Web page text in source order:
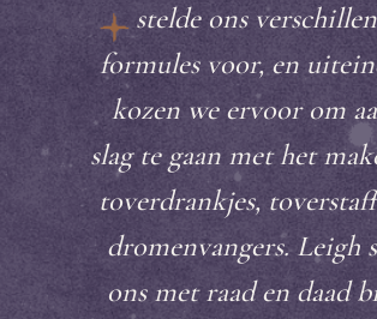
stelde ons
formules voor, en
kozen we ervoor om
slag te gaan met het
toverdrankjes,
dromenvangers. Leigh
ons met raad en daad